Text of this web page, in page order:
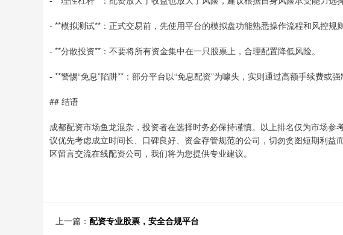
- **模拟测试**：正式交易前，先使用平台的模拟盘功能熟悉操作流程和风控规则
- **分散投资**：不要将所有资金集中在一只股票上，合理配置降低风险。
- **警惕“免息”陷阱**：部分平台以“免息配资”为噱头，实则通过高额手续费或
## 结语
成都配资市场鱼龙混杂，投资者在选择时务必保持谨慎。以上排名仅为市场参
议优先考虑成立时间长、口碑良好、资金存管规范的公司，切勿贪图短期利
区留言交流在线配资公司，我们将为您提供专业建议。
上一篇： 配资专业股票，安全合规平台